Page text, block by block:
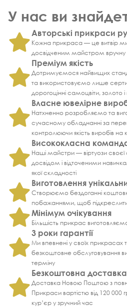
У нас ви
Авторські прикраси
Кожна прикраса — це витвір
досвідченим майстром вручну
Преміум якість
Дотримуємося найвищих
та використовуємо лише
дорогоцінні самоцвіти, золото
Власне ювелірне
Натхненно розробляємо та
сучасному обладнанні за
контролюючи якість виробів на
Висококласна
Наші майстри — віртуози
досвідом і відточеними
якої складності
Виготовлення
Створюємо бездоганні
побажаннями, щоб підкреслити
Мінімум очікування
Більшість прикрас
3 роки гарантії
Ми впевнені у своїх прикрасах
безкоштовне обслуговування
терміну
Безкоштовна доставка
Доставка Новою Поштою з
Прикраси вартістю від 120 000
кур’єр у зручний час